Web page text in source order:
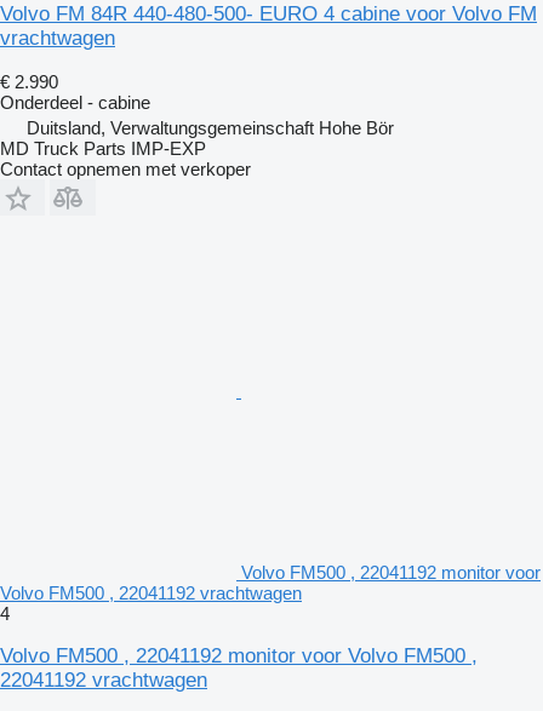
Volvo FM 84R 440-480-500- EURO 4 cabine voor Volvo FM
vrachtwagen
€ 2.990
Onderdeel - cabine
Duitsland, Verwaltungsgemeinschaft Hohe Bör
MD Truck Parts IMP-EXP
Contact opnemen met verkoper
Volvo FM500 , 22041192 monitor voor
Volvo FM500 , 22041192 vrachtwagen
4
Volvo FM500 , 22041192 monitor voor Volvo FM500 ,
22041192 vrachtwagen